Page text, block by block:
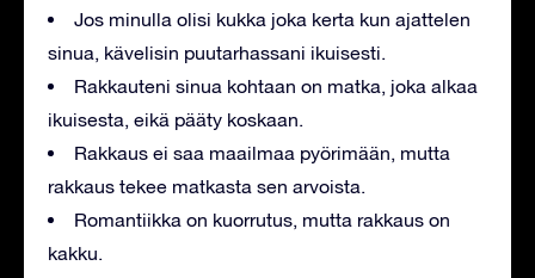
Jos minulla olisi kukka joka kerta kun ajattelen
sinua, kävelisin puutarhassani ikuisesti.
Rakkauteni sinua kohtaan on matka, joka alkaa
ikuisesta, eikä pääty koskaan.
Rakkaus ei saa maailmaa pyörimään, mutta
rakkaus tekee matkasta sen arvoista.
Romantiikka on kuorrutus, mutta rakkaus on
kakku.